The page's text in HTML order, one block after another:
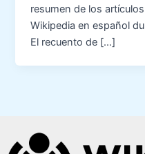
resumen de los
Wikipedia en español
El recuento de […]